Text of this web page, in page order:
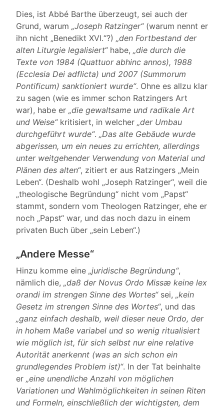
Dies, ist Abbé Barthe überzeugt, sei auch der
Grund, warum „Joseph Ratzinger“(warum nennt er
ihn nicht „Benedikt XVI.“?) „den Fortbestand der
alten Liturgie legalisiert“habe, „die durch die
Texte von 1984 (Quattuor abhinc annos), 1988
(Ecclesia Dei adflicta) und 2007 (Summorum
Pontificum) sanktioniert wurde“. Ohne es allzu klar
zu sagen (wie es immer schon Ratzingers Art
war), habe er „die gewaltsame und radikale Art
und Weise“kritisiert, in welcher „der Umbau
durchgeführt wurde“. „Das alte Gebäude wurde
abgerissen, um ein neues zu errichten, allerdings
unter weitgehender Verwendung von Material und
Plänen des alten“, zitiert er aus Ratzingers „Mein
Leben“. (Deshalb wohl „Joseph Ratzinger“, weil die
„theologische Begründung“ nicht vom „Papst“
stammt, sondern vom Theologen Ratzinger, ehe er
noch „Papst“ war, und das noch dazu in einem
privaten Buch über „sein Leben“.)
„Andere Messe“
Hinzu komme eine „juridische Begründung“,
nämlich die, „daß der Novus Ordo Missæ keine lex
orandi im strengen Sinne des Wortes“sei, „kein
Gesetz im strengen Sinne des Wortes“, und das
„ganz einfach deshalb, weil dieser neue Ordo, der
in hohem Maße variabel und so wenig ritualisiert
wie möglich ist, für sich selbst nur eine relative
Autorität anerkennt (was an sich schon ein
grundlegendes Problem ist)“. In der Tat beinhalte
er „eine unendliche Anzahl von möglichen
Variationen und Wahlmöglichkeiten in seinen Riten
und Formeln, einschließlich der wichtigsten, dem